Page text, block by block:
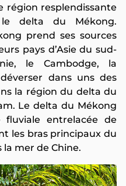
région resplendissante
delta du Mékong.
prend ses sources
pays d’Asie du sud-
le Cambodge, la
dans uns des
la région du delta du
Le delta du Mékong
entrelacée de
les bras principaux du
mer de Chine.